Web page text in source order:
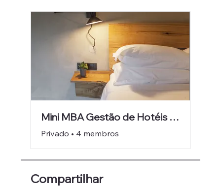
Mini MBA Gestão de Hotéis com Carácter
Privado • 4 membros
Compartilhar